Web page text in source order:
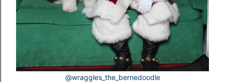
@wraggles_the_bernedoodle